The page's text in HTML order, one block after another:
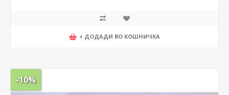
+ ДОДАДИ ВО КОШНИЧКА
-10%